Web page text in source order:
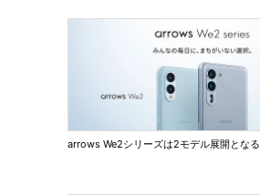
arrows We2シリーズは2モデル展開となる